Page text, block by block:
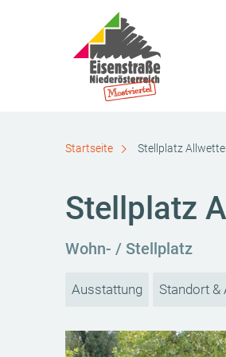
Direkt zur Volltextsuche
Direkt zum Inhalt
Startseite Stellplatz
Stellplatz
Wohn- / Stellplatz
Ausstattung Standort &